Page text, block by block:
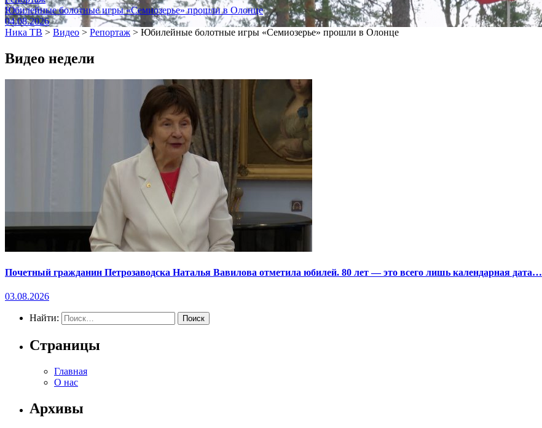
Юбилейные болотные игры «Семиозерье» прошли в Олонце
04.08.2026
Ника ТВ > Видео > Репортаж > Юбилейные болотные игры «Семиозерье» прошли в Олонце
Видео недели
Почетный гражданин Петрозаводска Наталья Вавилова отметила юбилей. 80 лет — это всего лишь календарная дата…
03.08.2026
Найти:
Страницы
Главная
О нас
Архивы